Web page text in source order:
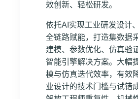
效创新、轻松研发。
依托AI实现工业研发设计
全链路赋能，打造集数据
建模、参数优化、仿真验
智能引擎解决方案。大幅
模与仿真迭代效率，有效
业设计的技术门槛与试错